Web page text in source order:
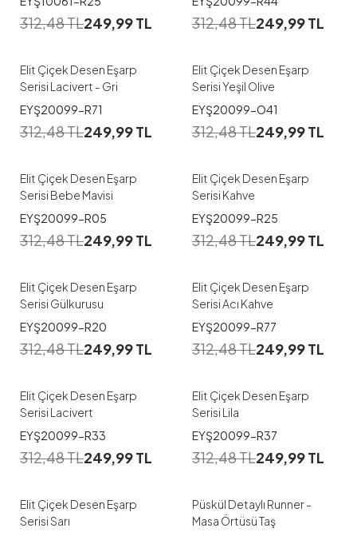
312,48TL249,99TL 312,48TL249,99TL
Elit Çiçek Desen Eşarp
Serisi Lacivert - Gri
EYŞ20099-R71
312,48TL249,99TL
Elit Çiçek Desen Eşarp
Serisi Yeşil Olive
EYŞ20099-O41
312,48TL249,99TL
Elit Çiçek Desen Eşarp
Serisi Bebe Mavisi
EYŞ20099-R05
312,48TL249,99TL
Elit Çiçek Desen Eşarp
Serisi Kahve
EYŞ20099-R25
312,48TL249,99TL
Elit Çiçek Desen Eşarp
Serisi Gülkurusu
EYŞ20099-R20
312,48TL249,99TL
Elit Çiçek Desen Eşarp
Serisi Acı Kahve
EYŞ20099-R77
312,48TL249,99TL
Elit Çiçek Desen Eşarp
Serisi Lacivert
EYŞ20099-R33
312,48TL249,99TL
Elit Çiçek Desen Eşarp
Serisi Lila
EYŞ20099-R37
312,48TL249,99TL
Elit Çiçek Desen Eşarp
Serisi Sarı
Püskül Detaylı Runner -
Masa Örtüsü Taş